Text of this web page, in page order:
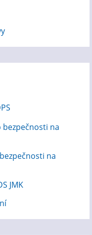
bezpečnosti na
na
JMK